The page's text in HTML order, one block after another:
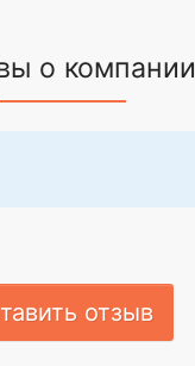
о компании
отзыв